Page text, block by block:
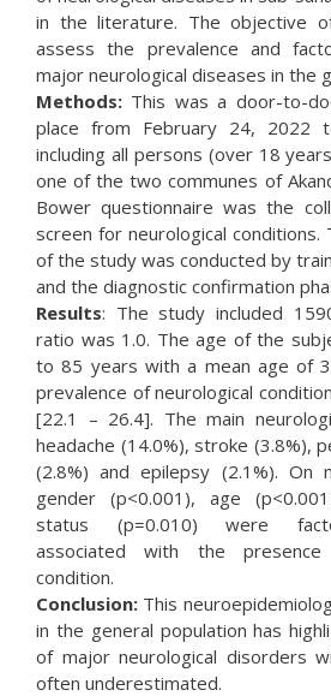
in the literature. The objective
assess the prevalence and
major neurological diseases in the
Methods: This was a door-to-
place from February 24, 2022
including all persons (over 18
one of the two communes of
Bower questionnaire was the
screen for neurological conditions.
of the study was conducted by
and the diagnostic confirmation
Results: The study included
ratio was 1.0. The age of the
to 85 years with a mean age of
prevalence of neurological
[22.1 – 26.4]. The main
headache (14.0%), stroke (3.8%),
(2.8%) and epilepsy (2.1%). On
gender (p<0.001), age
status (p=0.010) were
associated with the
condition.
Conclusion: This
in the general population has
of major neurological disorders
often underestimated.